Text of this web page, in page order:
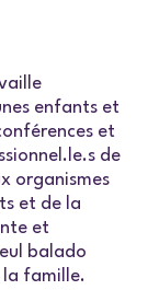
enfants et
et
de
organismes
et de la
et
balado
la famille.